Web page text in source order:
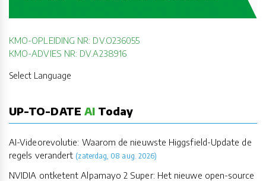
KMO-OPLEIDING NR: DV.O236055
KMO-ADVIES NR: DV.A238916
Select Language
UP-TO-DATE AI Today
AI-Videorevolutie: Waarom de nieuwste Higgsfield-Update de
regels verandert (zaterdag, 08 aug. 2026)
NVIDIA ontketent Alpamayo 2 Super: Het nieuwe open-source